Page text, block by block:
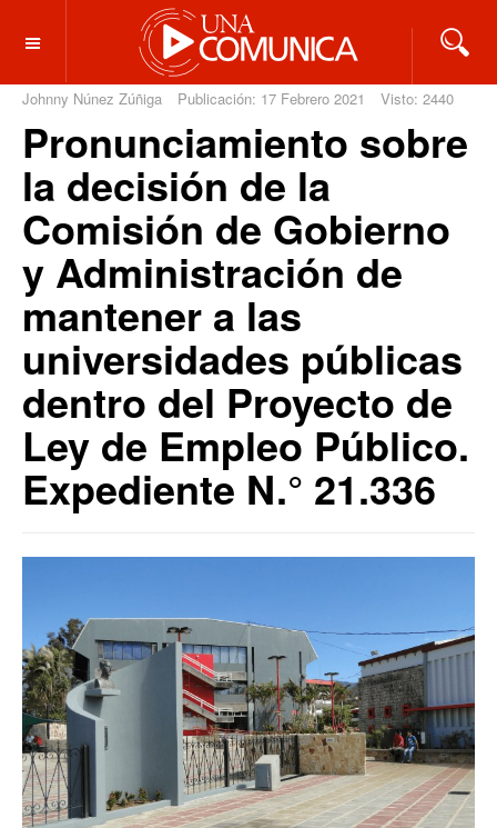
OFF CANVAS
Johnny Núnez Zúñiga Publicación: 17 Febrero 2021 Visto: 2440
Pronunciamiento sobre
la decisión de la
Comisión de Gobierno
y Administración de
mantener a las
universidades públicas
dentro del Proyecto de
Ley de Empleo Público.
Expediente N.° 21.336